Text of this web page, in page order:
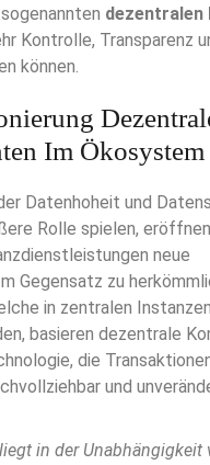
dezentralen
Kontrolle, Transparenz
können.
Im Ökosystem
Datenhoheit und
Rolle spielen, eröffnen
neue
Gegensatz zu
in zentralen Instanzen
basieren dezentrale
die
und
in der Unabhängigkeit